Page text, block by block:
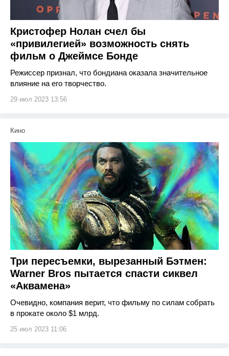
Кристофер Нолан счел бы
«привилегией» возможность снять
фильм о Джеймсе Бонде
Режиссер признал, что бондиана оказала значительное
влияние на его творчество.
29 июл 2023 13:56
Кино
Три пересъемки, вырезанный Бэтмен:
Warner Bros пытается спасти сиквел
«Аквамена»
Очевидно, компания верит, что фильму по силам собрать
в прокате около $1 млрд.
25 июл 2023 11:06